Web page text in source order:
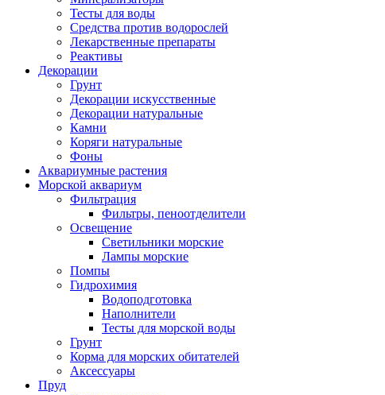
Тесты для воды
Средства против водорослей
Лекарственные препараты
Реактивы
Декорации
Грунт
Декорации искусственные
Декорации натуральные
Камни
Коряги натуральные
Фоны
Аквариумные растения
Морской аквариум
Фильтрация
Фильтры, пеноотделители
Освещение
Светильники морские
Лампы морские
Помпы
Гидрохимия
Водоподготовка
Наполнители
Тесты для морской воды
Грунт
Корма для морских обитателей
Аксессуары
Пруд